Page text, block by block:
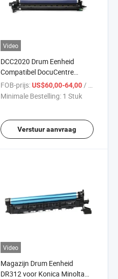
Video
DCC2020 Drum Eenheid
Compatibel DocuCentre
SC2020 SC2021 voor Xerox
Copier
FOB-prijs: US$60,00-64,00 / Stuk
Minimale Bestelling: 1 Stuk
Verstuur aanvraag
Video
Magazijn Drum Eenheid
DR312 voor Konica Minolta